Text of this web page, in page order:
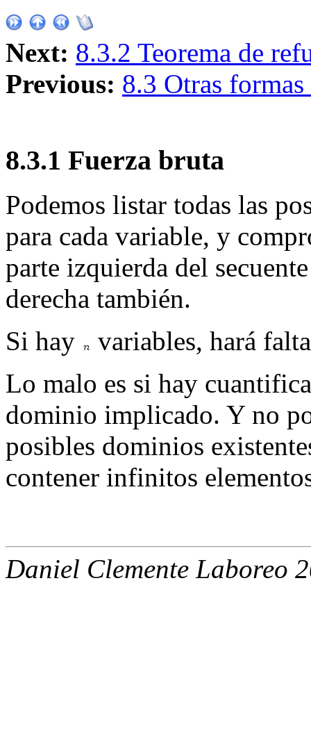
Next: 8.3.2 Teorema de
Previous: 8.3 Otras formas
8.3.1 Fuerza bruta
Podemos listar todas las
para cada variable, y
parte izquierda del
derecha también.
Si hay
variables, hará
Lo malo es si hay
dominio implicado. Y no
posibles dominios
contener infinitos
Daniel Clemente Laboreo